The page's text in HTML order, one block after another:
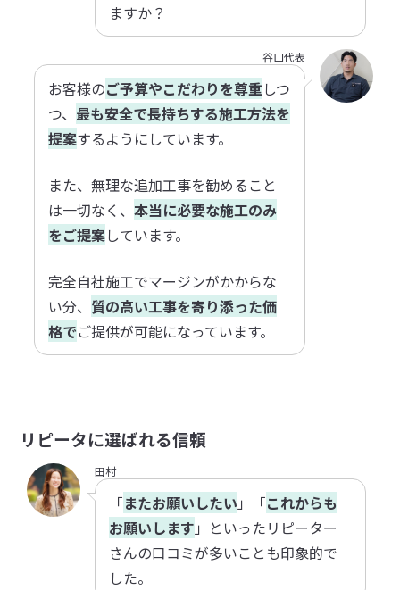
ますか？
谷口代表
お客様のご予算やこだわりを尊重しつ
つ、 最も安全で長持ちする施工方法を
提案するようにしています。
また、無理な追加工事を勧めること
は一切なく、本当に必要な施工のみ
をご提案しています。
完全自社施工でマージンがかからな
い分、 質の高い工事を寄り添った価
格でご提供が可能になっています。
リピータに選ばれる信頼
田村
「またお願いしたい 」「これからも
お願いします 」といったリピーター
さんの口コミが多いことも印象的で
した。